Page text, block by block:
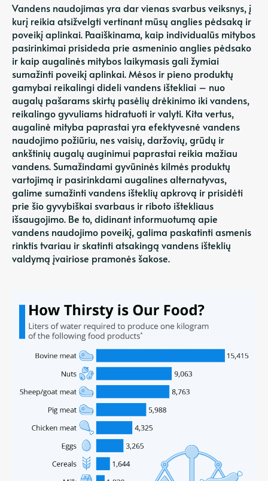
Vandens naudojimas yra dar vienas svarbus veiksnys, į
kurį reikia atsižvelgti vertinant mūsų anglies pėdsaką ir
poveikį aplinkai. Paaiškinama, kaip individualūs mitybos
pasirinkimai prisideda prie asmeninio anglies pėdsako
ir kaip augalinės mitybos laikymasis gali žymiai
sumažinti poveikį aplinkai. Mėsos ir pieno produktų
gamybai reikalingi dideli vandens ištekliai – nuo ​​
augalų pašarams skirtų pasėlių drėkinimo iki vandens,
reikalingo gyvuliams hidratuoti ir valyti. Kita vertus,
augalinė mityba paprastai yra efektyvesnė vandens
naudojimo požiūriu, nes vaisių, daržovių, grūdų ir
ankštinių augalų auginimui paprastai reikia mažiau
vandens. Sumažindami gyvūninės kilmės produktų
vartojimą ir pasirinkdami augalines alternatyvas,
galime sumažinti vandens išteklių apkrovą ir prisidėti
prie šio gyvybiškai svarbaus ir riboto ištekliaus
išsaugojimo. Be to, didinant informuotumą apie
vandens naudojimo poveikį, galima paskatinti asmenis
rinktis tvariau ir skatinti atsakingą vandens išteklių
valdymą įvairiose pramonės šakose.